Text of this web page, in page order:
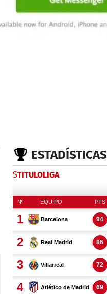
ESTADÍSTICAS
$TITULOLIGA